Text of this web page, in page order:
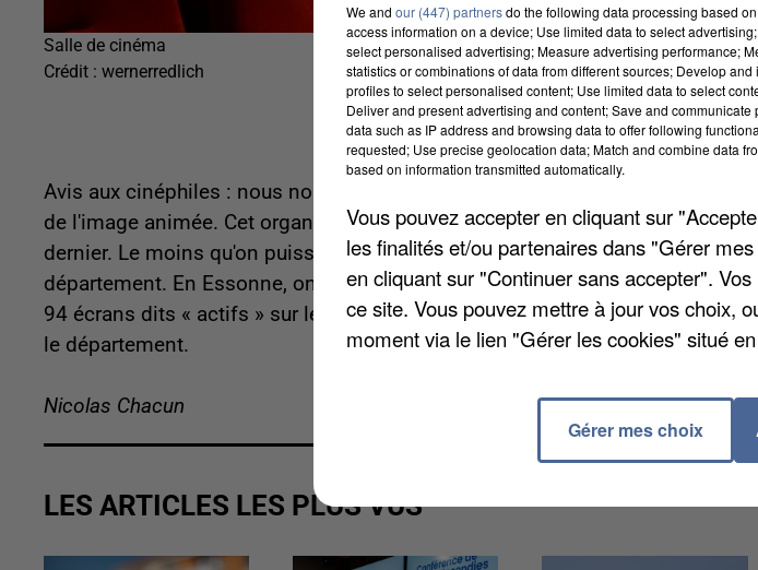
Salle de cinéma
Crédit : wernerredlich
Avis aux cinéphiles : nous nous sommes penché sur les statistiques du
de l'image animée. Cet organisme a établi ce qu'il appelle une « géographie
dernier. Le moins qu'on puisse dire, c'est qu'il y a plusieurs options pour se
département. En Essonne, on dénombre 32 cinémas, répartis sur 27
94 écrans dits « actifs » sur le territoire. Autant de choix pour les quelque
le département.
Nicolas Chacun
LES ARTICLES LES PLUS VUS
We and our (447) partnersdo the following data processing based
access information on a device; Use limited data to select
select personalised advertising; Measure advertising performance;
statistics or combinations of data from different sources; Develop
profiles to select personalised content; Use limited data to select
Deliver and present advertising and content; Save and
data such as IP address and browsing data to offer following
requested; Use precise geolocation data; Match and combine data
based on information transmitted automatically.
Vous pouvez accepter en cliquant sur
les finalités et/ou partenaires dans "Gérer
en cliquant sur "Continuer sans accepter".
ce site. Vous pouvez mettre à jour vos choix,
moment via le lien "Gérer les cookies" situé
Gérer mes choix